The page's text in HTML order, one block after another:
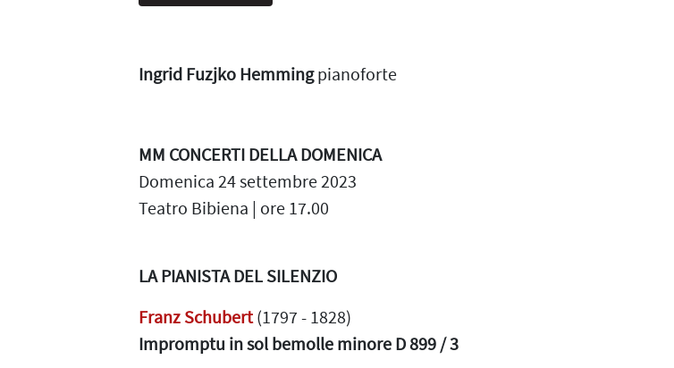
Ingrid Fuzjko Hemmingpianoforte
MM CONCERTI DELLA DOMENICA
Domenica 24 settembre 2023
Teatro Bibiena | ore 17.00
LA PIANISTA DEL SILENZIO
Franz Schubert(1797 - 1828)
Impromptu in sol bemolle minore D 899 / 3